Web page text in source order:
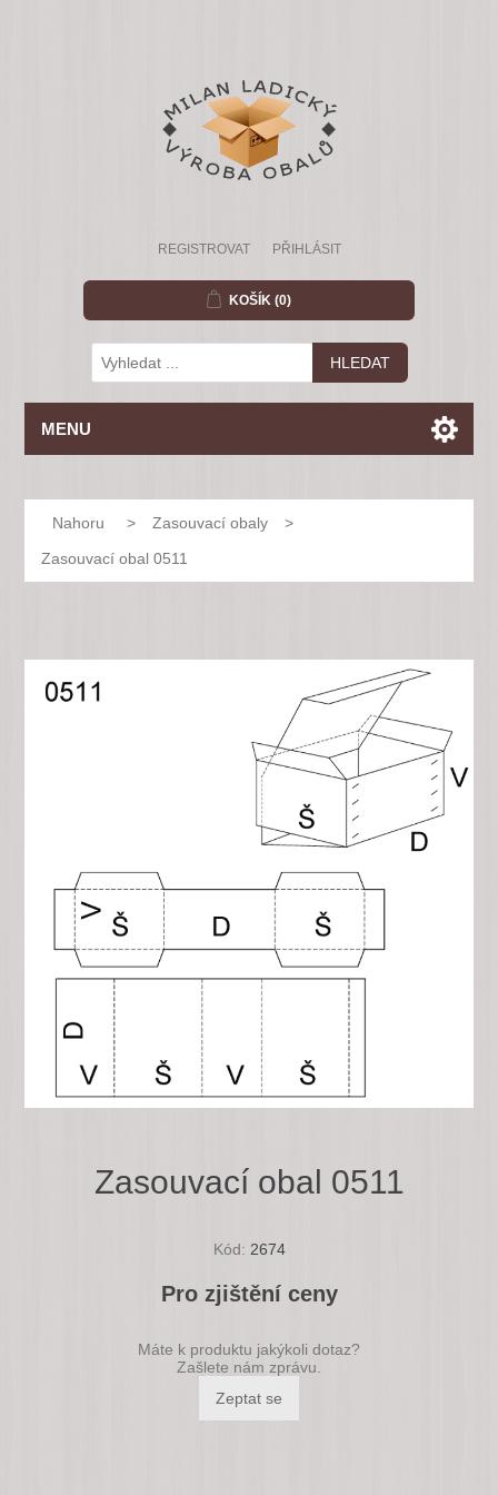
REGISTROVAT PŘIHLÁSIT
KOŠÍK (0)
MENU
Nahoru > Zasouvací obaly
>
Zasouvací obal 0511
Zasouvací obal 0511
Kód: 2674
Pro zjištění ceny
Máte k produktu jakýkoli dotaz?
Zašlete nám zprávu.